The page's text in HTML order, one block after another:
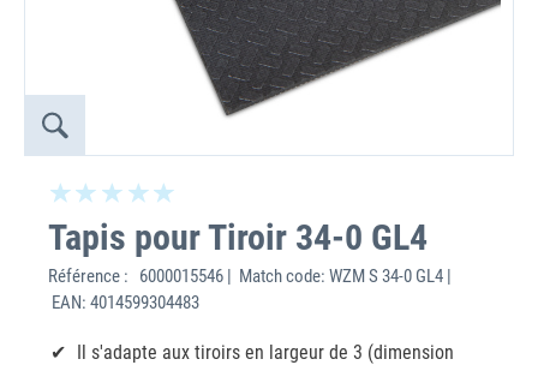
Tapis pour Tiroir 34-0 GL4
Référence :
6000015546 | Match code: WZM S 34-0 GL4 |
EAN: 4014599304483
Il s'adapte aux tiroirs en largeur de 3 (dimension